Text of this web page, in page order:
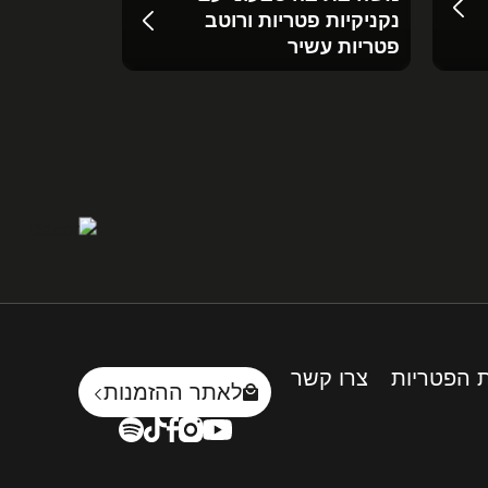
נקניקיות פטריות ורוטב
פטריות עשיר
הפטריות צרו קשר
לאתר ההזמנות